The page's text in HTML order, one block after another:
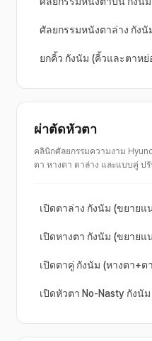
ศัลยกรรมหนังตาล่าง กัง
ยกคิ้ว กังนัม (คิ้วและตาหย่
ผ่าตัดหัวตา
คลินิกศัลยกรรมความงาม
ตา หางตา ตาล่าง และแบบคู่ ป
เปิดตาล่าง กังนัม (ขยายแ
เปิดหางตา กังนัม (ขยายแ
เปิดตาคู่ กังนัม (หางตา+ต
เปิดหัวตา No-Nasty กังนั